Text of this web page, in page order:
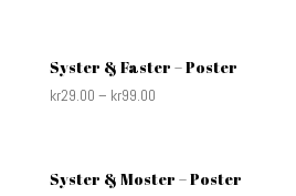
Syster & Faster – Poster
kr29.00 – kr99.00
Syster & Moster – Poster